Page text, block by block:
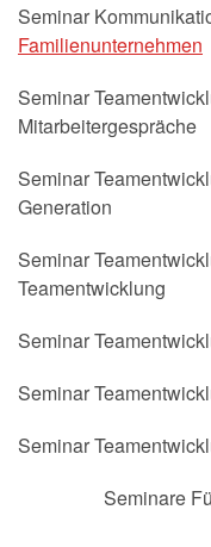
Seminar
Familienunternehmen
Seminar
Mitarbeitergespräche
Seminar
Generation
Seminar
Teamentwicklung
Seminar
Seminar
Seminar
Seminare